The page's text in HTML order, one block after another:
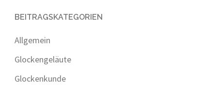
BEITRAGSKATEGORIEN
Allgemein
Glockengeläute
Glockenkunde